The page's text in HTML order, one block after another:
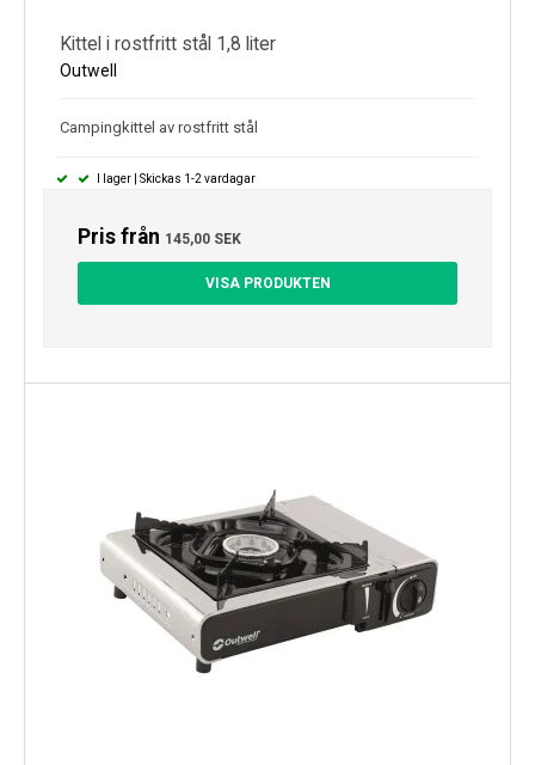
Kittel i rostfritt stål 1,8 liter
Outwell
Campingkittel av rostfritt stål
I lager | Skickas 1-2 vardagar
Pris från 145,00 SEK
VISA PRODUKTEN